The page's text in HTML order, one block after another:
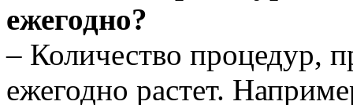
ежегодно?
– Количество процедур,
ежегодно растет.